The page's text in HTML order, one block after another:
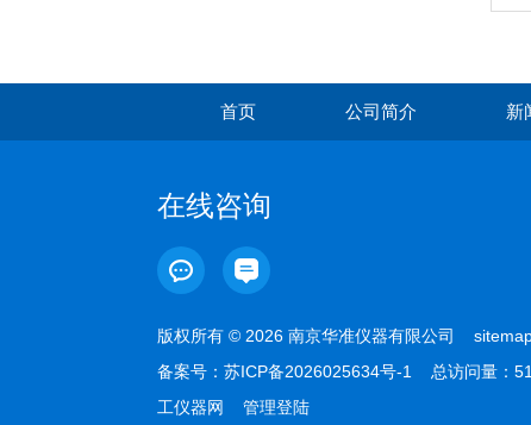
首页 公司简介 新
在线咨询
版权所有 © 2026 南京华准仪器有限公司
备案号： 苏ICP备2026025634号-1 总访问量：
工仪器网
管理登陆